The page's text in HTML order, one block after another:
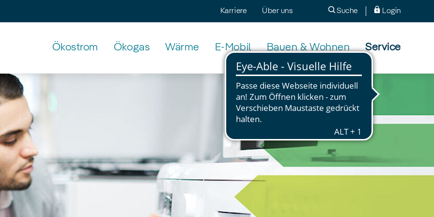
Karriere Über uns Suche Login
Ökostrom
Ökogas Wärme E-Mobil Bauen & Wohnen Service